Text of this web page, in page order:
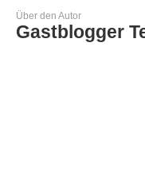
Über den Autor
Gastblogger